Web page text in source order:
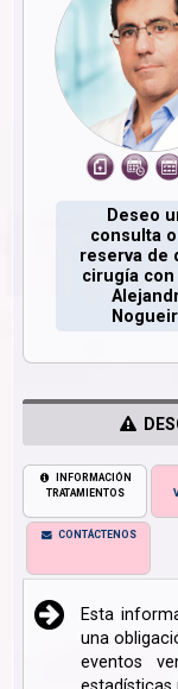
Deseo
consulta
reserva de
cirugía con
INFORMACIÓN
TRATAMIENTOS
CONTÁCTENOS
Esta
una
eventos